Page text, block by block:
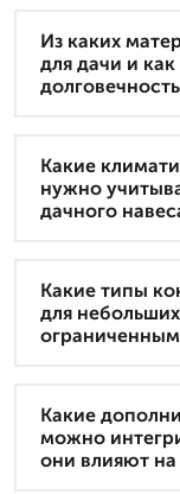
Из каких
для дачи и
Какие
нужно
дачного
Какие типы
для
Какие
можно
они влияют